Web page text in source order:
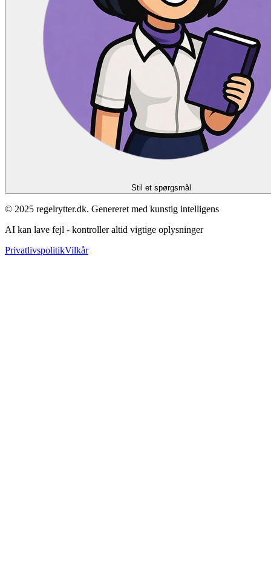
Stil et spørgsmål
© 2025 regelrytter.dk. Genereret med kunstig intelligens
AI kan lave fejl - kontroller altid vigtige oplysninger
PrivatlivspolitikVilkår